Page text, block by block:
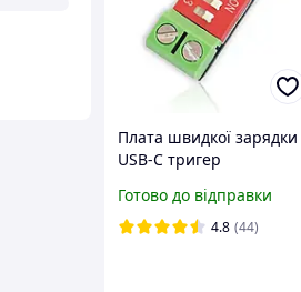
Плата швидкої зарядки
USB-C тригер
Delivery/Quick Charge
Готово до відправки
4.8 (44)